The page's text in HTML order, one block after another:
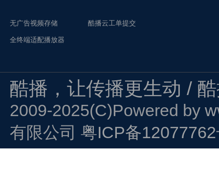
无广告视频存储
全终端适配播放器
酷播云工单提交
酷播，让传播更生动 /
2009-2025(C)Powered by
有限公司 粤ICP备